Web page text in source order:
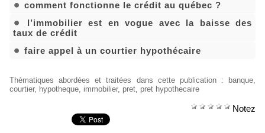
comment fonctionne le crédit au québec ?
l’immobilier est en vogue avec la baisse des
taux de crédit
faire appel à un courtier hypothécaire
Thèmatiques abordées et traitées dans cette publication: banque,
courtier, hypotheque, immobilier, pret, pret hypothecaire
Notez